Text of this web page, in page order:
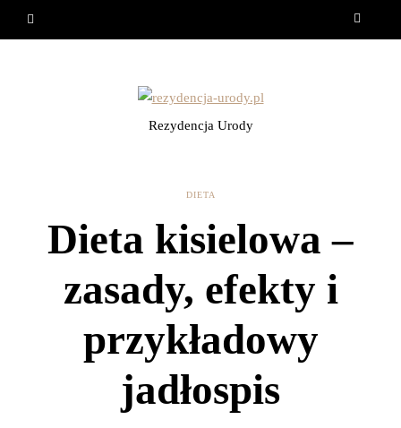
Rezydencja Urody
DIETA
Dieta kisielowa –
zasady, efekty i
przykładowy
jadłospis